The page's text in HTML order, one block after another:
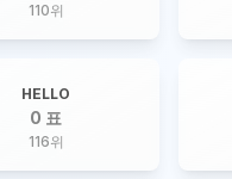
110위
HELLO
0 표
116위